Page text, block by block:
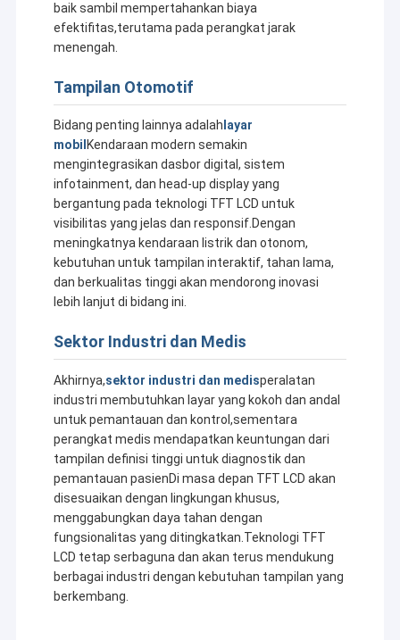
baik sambil mempertahankan biaya
efektifitas,terutama pada perangkat jarak
menengah.
Tampilan Otomotif
Bidang penting lainnya adalah layar
mobil Kendaraan modern semakin
mengintegrasikan dasbor digital, sistem
infotainment, dan head-up display yang
bergantung pada teknologi TFT LCD untuk
visibilitas yang jelas dan responsif.Dengan
meningkatnya kendaraan listrik dan otonom,
kebutuhan untuk tampilan interaktif, tahan lama,
dan berkualitas tinggi akan mendorong inovasi
lebih lanjut di bidang ini.
Sektor Industri dan Medis
Akhirnya,sektor industri dan medisperalatan
industri membutuhkan layar yang kokoh dan andal
untuk pemantauan dan kontrol,sementara
perangkat medis mendapatkan keuntungan dari
tampilan definisi tinggi untuk diagnostik dan
pemantauan pasienDi masa depan TFT LCD akan
disesuaikan dengan lingkungan khusus,
menggabungkan daya tahan dengan
fungsionalitas yang ditingkatkan.Teknologi TFT
LCD tetap serbaguna dan akan terus mendukung
berbagai industri dengan kebutuhan tampilan yang
berkembang.